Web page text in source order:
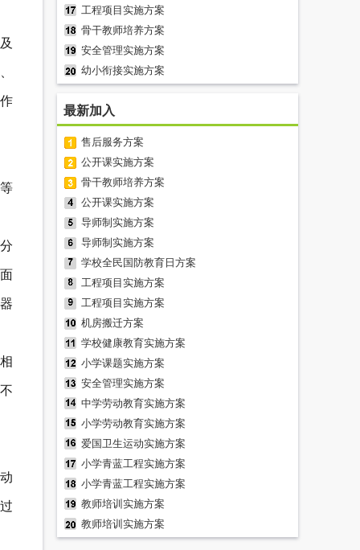
工程项目实施方案
骨干教师培养方案
安全管理实施方案
幼小衔接实施方案
最新加入
售后服务方案
公开课实施方案
骨干教师培养方案
公开课实施方案
导师制实施方案
导师制实施方案
学校全民国防教育日方案
工程项目实施方案
工程项目实施方案
机房搬迁方案
学校健康教育实施方案
小学课题实施方案
安全管理实施方案
中学劳动教育实施方案
小学劳动教育实施方案
爱国卫生运动实施方案
小学青蓝工程实施方案
小学青蓝工程实施方案
教师培训实施方案
教师培训实施方案